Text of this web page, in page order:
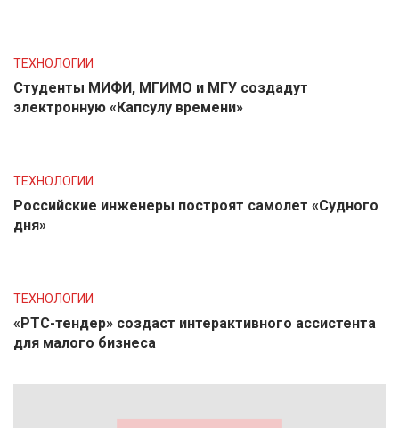
ТЕХНОЛОГИИ
Студенты МИФИ, МГИМО и МГУ создадут
электронную «Капсулу времени»
ТЕХНОЛОГИИ
Российские инженеры построят самолет «Судного
дня»
ТЕХНОЛОГИИ
«РТС-тендер» создаст интерактивного ассистента
для малого бизнеса